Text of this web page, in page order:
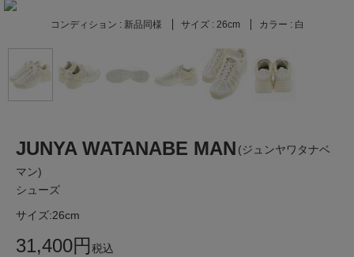
コンディション : 新品同様 サイズ : 26cm カラー : 白
JUNYA WATANABE MAN (ジュンヤワタナベ
マン)
シューズ
サイズ:26cm
31,400円税込